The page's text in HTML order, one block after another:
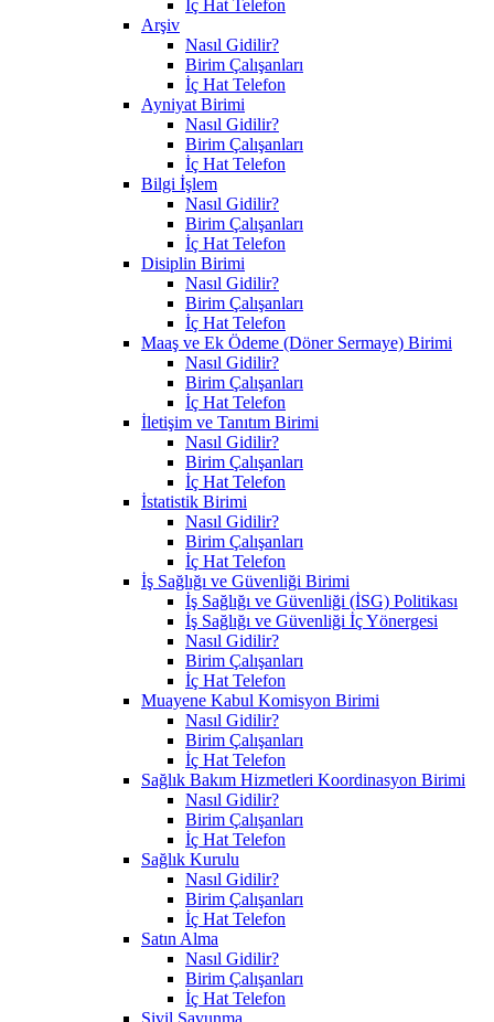
İç Hat Telefon
Arşiv
Nasıl Gidilir?
Birim Çalışanları
İç Hat Telefon
Ayniyat Birimi
Nasıl Gidilir?
Birim Çalışanları
İç Hat Telefon
Bilgi İşlem
Nasıl Gidilir?
Birim Çalışanları
İç Hat Telefon
Disiplin Birimi
Nasıl Gidilir?
Birim Çalışanları
İç Hat Telefon
Maaş ve Ek Ödeme (Döner Sermaye) Birimi
Nasıl Gidilir?
Birim Çalışanları
İç Hat Telefon
İletişim ve Tanıtım Birimi
Nasıl Gidilir?
Birim Çalışanları
İç Hat Telefon
İstatistik Birimi
Nasıl Gidilir?
Birim Çalışanları
İç Hat Telefon
İş Sağlığı ve Güvenliği Birimi
İş Sağlığı ve Güvenliği (İSG) Politikası
İş Sağlığı ve Güvenliği İç Yönergesi
Nasıl Gidilir?
Birim Çalışanları
İç Hat Telefon
Muayene Kabul Komisyon Birimi
Nasıl Gidilir?
Birim Çalışanları
İç Hat Telefon
Sağlık Bakım Hizmetleri Koordinasyon Birimi
Nasıl Gidilir?
Birim Çalışanları
İç Hat Telefon
Sağlık Kurulu
Nasıl Gidilir?
Birim Çalışanları
İç Hat Telefon
Satın Alma
Nasıl Gidilir?
Birim Çalışanları
İç Hat Telefon
Sivil Savunma